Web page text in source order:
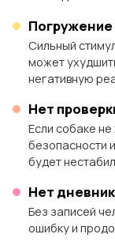
Погружение
Сильный
может
негативную
Нет
Если собаке
безопасности
будет
Нет
Без записей
ошибку и